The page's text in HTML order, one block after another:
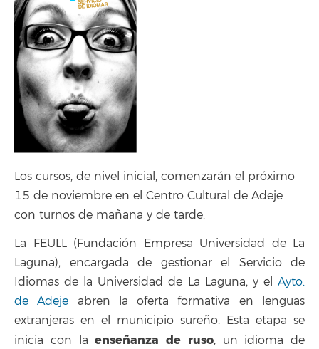
Los cursos, de nivel inicial, comenzarán el próximo
15 de noviembre en el Centro Cultural de Adeje
con turnos de mañana y de tarde.
La FEULL (Fundación Empresa Universidad de La
Laguna), encargada de gestionar el Servicio de
Idiomas de la Universidad de La Laguna, y el Ayto.
de Adeje abren la oferta formativa en lenguas
extranjeras en el municipio sureño. Esta etapa se
inicia con laenseñanza de ruso, un idioma de